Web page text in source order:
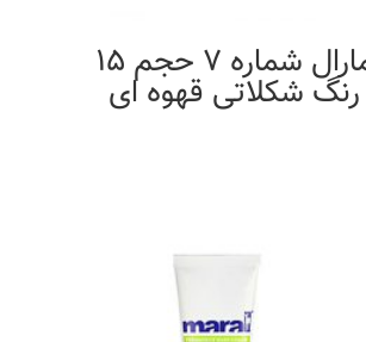
رنگ ابرو مارال شماره 7 حجم 15
رنگ شکلاتی قهوه ای